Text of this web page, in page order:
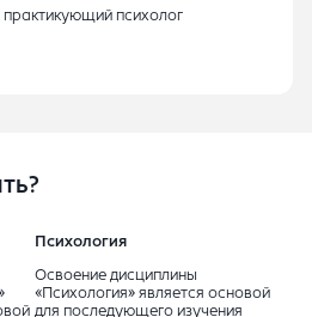
практикующий психолог
Психология
Освоение дисциплины
«Психология» является основой
для последующего изучения